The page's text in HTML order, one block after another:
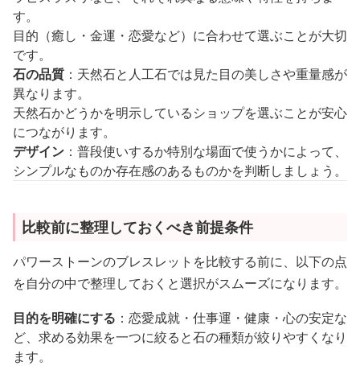
す。
目的（癒し・金運・恋愛など）に合わせて選ぶことが大切
です。
石の品質 ：天然石と人工石では見た目の美しさや重量感が
異なります。
天然石かどうかを明示しているショップを選ぶことが安心
につながります。
デザイン ：普段使いするか特別な場面で使うかによって、
シンプルなものか存在感のあるものかを判断しましょう。
比較前に整理しておくべき前提条件
パワーストーンのブレスレットを比較する前に、以下の点
を自分の中で整理しておくと選択がスムーズになります。
目的を明確にする ：恋愛成就・仕事運・健康・心の安定な
ど、求める効果を一つに絞ると石の種類が絞りやすくなり
ます。